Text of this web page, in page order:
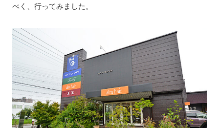
べく、行ってみました。